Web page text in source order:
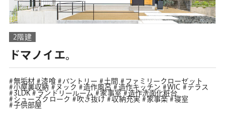
2階建
ドマノイエ。
無垢材 漆喰 パントリー 土間
ファミリークローゼット
小屋裏収納
ヌック 造作風呂 造作キッチン WIC
テラス
3LDK
ランドリールーム 家事室
造作洗面化粧台
シューズクローク
吹き抜け 収納充実 家事楽
寝室
子供部屋